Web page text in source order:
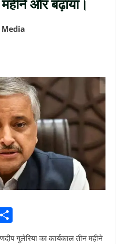
गुलेरिया का कार्यकाल तीन महीने